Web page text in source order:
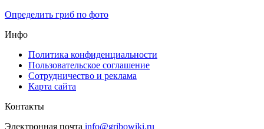
Определить гриб по фото
Инфо
Политика конфиденциальности
Пользовательское соглашение
Сотрудничество и реклама
Карта сайта
Контакты
Электронная почта info@gribowiki.ru